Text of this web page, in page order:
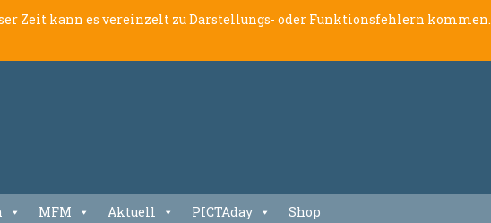
Zeit kann es vereinzelt zu Darstellungs- oder Funktionsfehlern kommen.
MFM Aktuell PICTAday Shop